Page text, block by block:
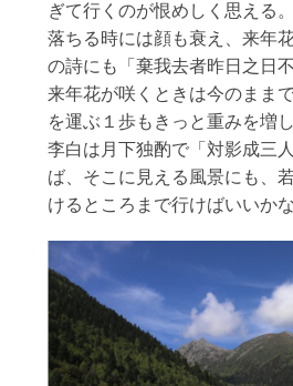
ぎて行くのが恨めしく思え
落ちる時には顔も衰え、来年
の詩にも「棄我去者昨日之日
来年花が咲くときは今のまま
を運ぶ１歩もきっと重みを増
李白は月下独酌で「対影成三
ば、そこに見える風景にも、
けるところまで行けばいいか